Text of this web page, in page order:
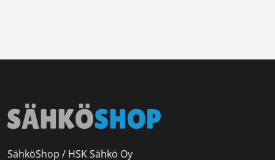
SähköShop / HSK Sähkö Oy